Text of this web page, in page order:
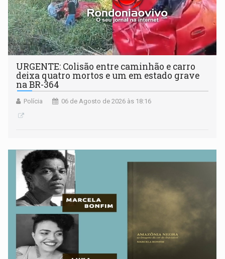
URGENTE: Colisão entre caminhão e carro
deixa quatro mortos e um em estado grave
na BR-364
Polícia 06 de Agosto de 2026 às 18:16